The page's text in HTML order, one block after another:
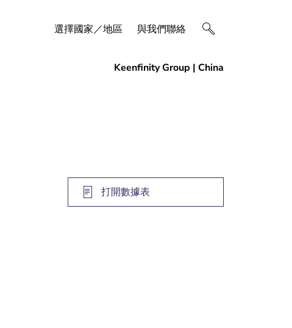
選擇國家／地區 與我們聯絡
打開數據表